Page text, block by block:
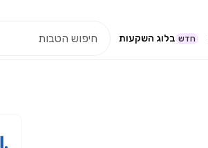
בלוג השקעות חדש